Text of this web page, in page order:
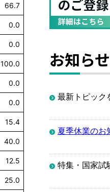
66.7
0.0
0.0
100.0
0.0
0.0
15.4
40.0
12.5
25.0
お知らせ
最新トピック
夏季休業のお
特集・国家試